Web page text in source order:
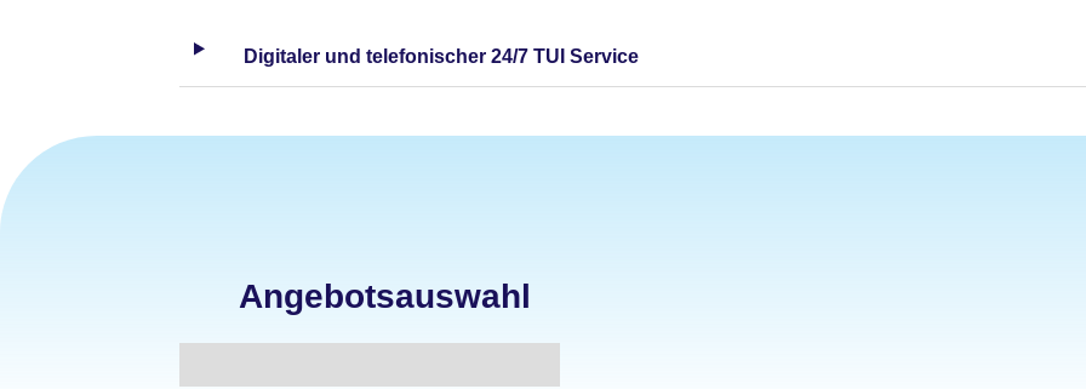
Digitaler und telefonischer 24/7 TUI Service
Angebotsauswahl